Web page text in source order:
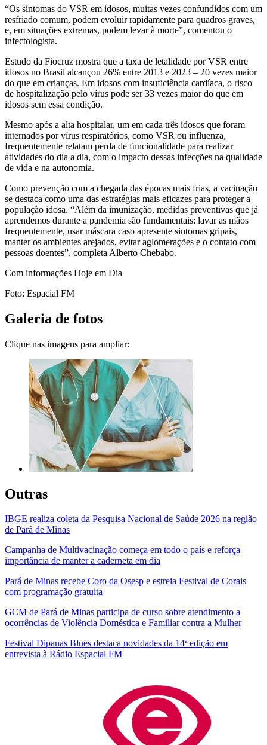
“Os sintomas do VSR em idosos, muitas vezes confundidos com um
resfriado comum, podem evoluir rapidamente para quadros graves,
e, em situações extremas, podem levar à morte”, comentou o
infectologista.
Estudo da Fiocruz mostra que a taxa de letalidade por VSR entre
idosos no Brasil alcançou 26% entre 2013 e 2023 – 20 vezes maior
do que em crianças. Em idosos com insuficiência cardíaca, o risco
de hospitalização pelo vírus pode ser 33 vezes maior do que em
idosos sem essa condição.
Mesmo após a alta hospitalar, um em cada três idosos que foram
internados por vírus respiratórios, como VSR ou influenza,
frequentemente relatam perda de funcionalidade para realizar
atividades do dia a dia, com o impacto dessas infecções na qualidade
de vida e na autonomia.
Como prevenção com a chegada das épocas mais frias, a vacinação
se destaca como uma das estratégias mais eficazes para proteger a
população idosa. “Além da imunização, medidas preventivas que já
aprendemos durante a pandemia são fundamentais: lavar as mãos
frequentemente, usar máscara caso apresente sintomas gripais,
manter os ambientes arejados, evitar aglomerações e o contato com
pessoas doentes”, completa Alberto Chebabo.
Com informações Hoje em Dia
Foto: Espacial FM
Galeria de fotos
Clique nas imagens para ampliar:
Outras
IBGE realiza coleta da Pesquisa Nacional de Saúde 2026 na região
de Pará de Minas
Campanha de Multivacinação começa em todo o país e reforça
importância de manter a caderneta em dia
Pará de Minas recebe Coro da Osesp e estreia Festival de Corais
com programação gratuita
GCM de Pará de Minas participa de curso sobre atendimento a
ocorrências de Violência Doméstica e Familiar contra a Mulher
Festival Dipanas Blues destaca novidades da 14ª edição em
entrevista à Rádio Espacial FM